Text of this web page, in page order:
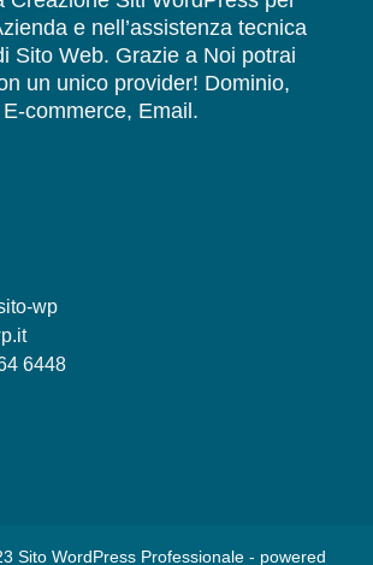
e nell’assistenza tecnica
Sito Web. Grazie a Noi potrai
un unico provider! Dominio,
commerce, Email.
wp
6448
Sito WordPress Professionale - powered